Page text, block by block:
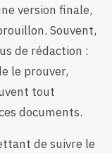
version finale,
Souvent,
de rédaction :
le prouver,
tout
documents.
de suivre le